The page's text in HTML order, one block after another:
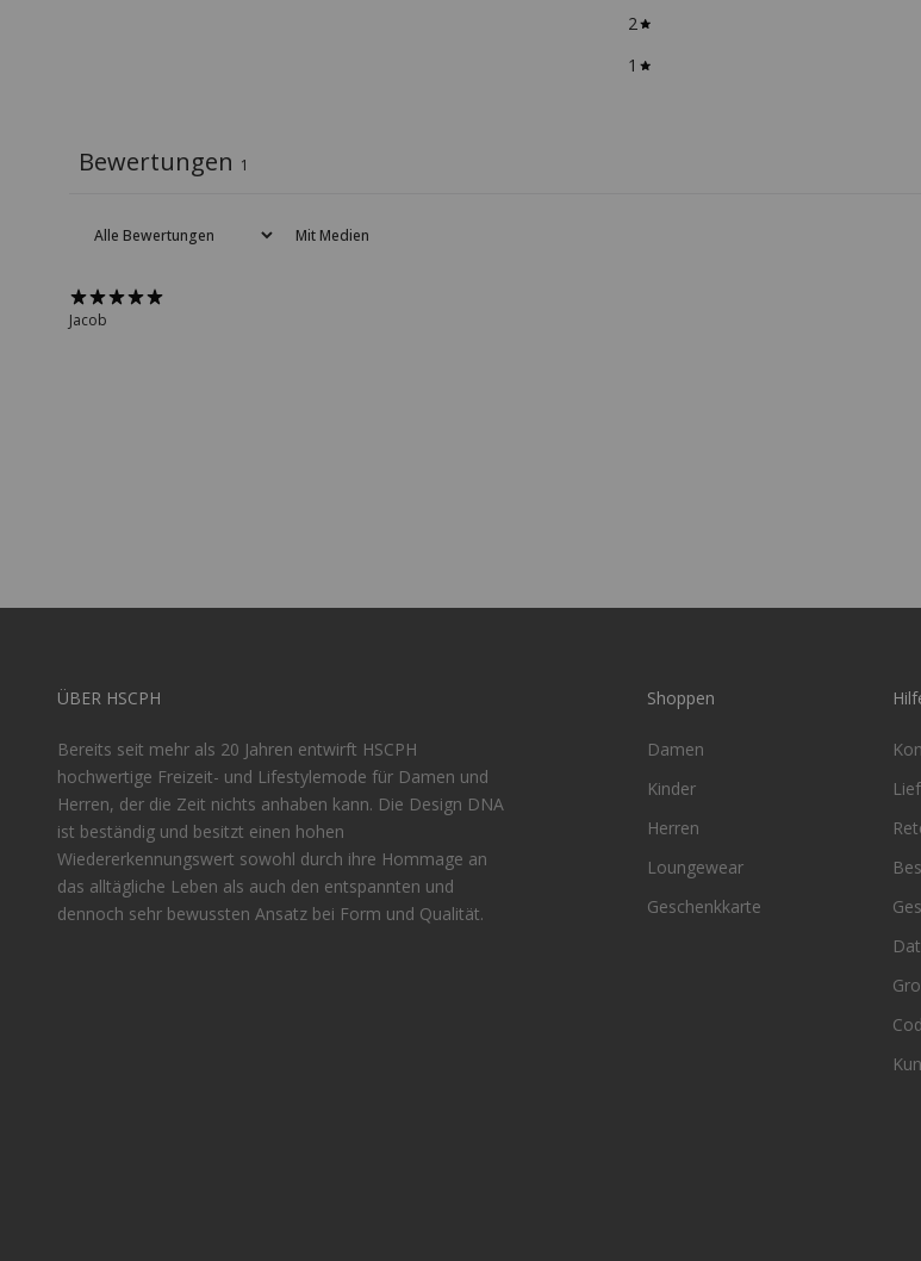
2
1
Bewertungen 1
Mit Medien
Jacob
ÜBER HSCPH
Bereits seit mehr als 20 Jahren entwirft HSCPH
hochwertige Freizeit- und Lifestylemode für Damen und
Herren, der die Zeit nichts anhaben kann. Die Design DNA
ist beständig und besitzt einen hohen
Wiedererkennungswert sowohl durch ihre Hommage an
das alltägliche Leben als auch den entspannten und
dennoch sehr bewussten Ansatz bei Form und Qualität.
Shoppen
Damen
Kinder
Herren
Loungewear
Geschenkkarte